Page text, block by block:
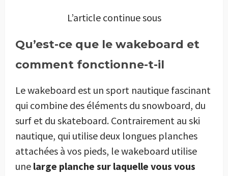
L’article continue sous
Qu’est-ce que le wakeboard et
comment fonctionne-t-il
Le wakeboard est un sport nautique fascinant
qui combine des éléments du snowboard, du
surf et du skateboard. Contrairement au ski
nautique, qui utilise deux longues planches
attachées à vos pieds, le wakeboard utilise
une large planche sur laquelle vous vous